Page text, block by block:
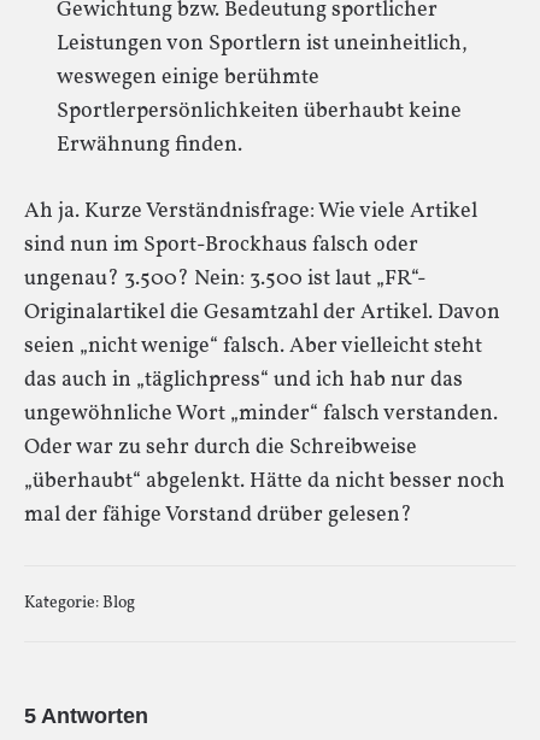
Gewichtung bzw. Bedeutung sportlicher
Leistungen von Sportlern ist uneinheitlich,
weswegen einige berühmte
Sportlerpersönlichkeiten überhaubt keine
Erwähnung finden.
Ah ja. Kurze Verständnisfrage: Wie viele Artikel
sind nun im Sport-Brockhaus falsch oder
ungenau? 3.500? Nein: 3.500 ist laut „FR“-
Originalartikel die Gesamtzahl der Artikel. Davon
seien „nicht wenige“ falsch. Aber vielleicht steht
das auch in „täglichpress“ und ich hab nur das
ungewöhnliche Wort „minder“ falsch verstanden.
Oder war zu sehr durch die Schreibweise
„überhaubt“ abgelenkt. Hätte da nicht besser noch
mal der fähige Vorstand drüber gelesen?
Kategorie:Blog
5 Antworten